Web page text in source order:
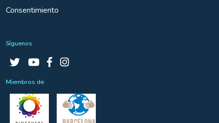
Consentimiento
Síguenos
Miembros de